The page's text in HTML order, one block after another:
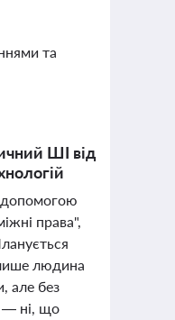
та
ШІ від
допомогою
права",
людина
але без
— ні, що